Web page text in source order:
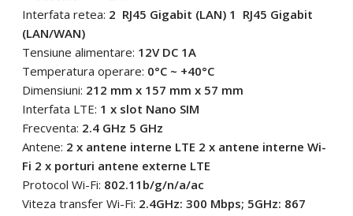
Interfata retea: 2  RJ45 Gigabit (LAN) 1  RJ45 Gigabit
(LAN/WAN)
Tensiune alimentare: 12V DC 1A
Temperatura operare: 0°C ~ +40°C
Dimensiuni: 212 mm x 157 mm x 57 mm
Interfata LTE: 1 x slot Nano SIM
Frecventa: 2.4 GHz 5 GHz
Antene: 2 x antene interne LTE 2 x antene interne Wi-
Fi 2 x porturi antene externe LTE
Protocol Wi-Fi: 802.11b/g/n/a/ac
Viteza transfer Wi-Fi: 2.4GHz: 300 Mbps; 5GHz: 867